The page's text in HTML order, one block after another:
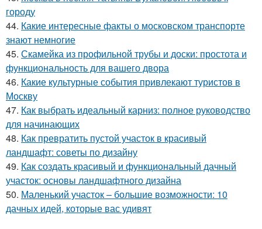
городу
44. Какие интересные факты о московском транспорте
знают немногие
45. Скамейка из профильной трубы и доски: простота и
функциональность для вашего двора
46. Какие культурные события привлекают туристов в
Москву
47. Как выбрать идеальный карниз: полное руководство
для начинающих
48. Как превратить пустой участок в красивый
ландшафт: советы по дизайну
49. Как создать красивый и функциональный дачный
участок: основы ландшафтного дизайна
50. Маленький участок – большие возможности: 10
дачных идей, которые вас удивят